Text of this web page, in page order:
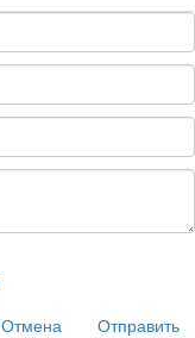
Отмена
Отправить